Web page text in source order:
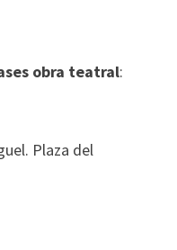
obra teatral:
Plaza del